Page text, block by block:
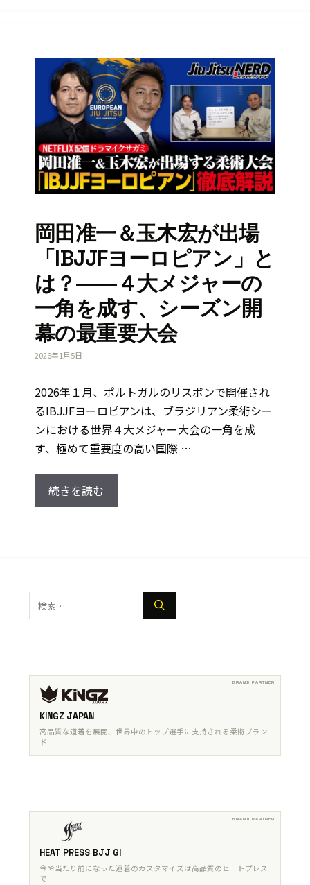
岡田准一＆玉木宏が出場
「IBJJFヨーロピアン」と
は？――４大メジャーの
一角を成す、シーズン開
幕の最重要大会
2026年1月5日
2026年１月、ポルトガルのリスボンで開催され
るIBJJFヨーロピアンは、ブラジリアン柔術シー
ンにおける世界４大メジャー大会の一角を成
す、極めて重要度の高い国際 …
続きを読む
検
索:
KINGZ JAPAN
高品質な道着を展開、世界中のトップ選手に支持される柔術ブラン
ド
HEAT PRESS BJJ GI
今や当たり前になった道着のカスタマイズは高品質のヒートプレス
で